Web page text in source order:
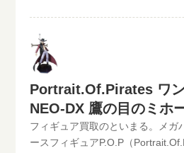
仮買取査定可能!!状態も（開封品
けます。下記のような入力方法で
す。といまる。開催中の買取キャ
仮買取査定金額に納得したら、無
フォームからお申込みください。
の宅配キットが届いたら、ダンボ
送るだけ。自宅から出ることなく
のが売れます！宅配買取可能地域
でもお買取り可能です！買取査定
全て無料です。JANコード入力で
取中！！2022/06/07更新！《現在
が遅れているものがありますが、
は全て最新の相場で改めて買取査
ください。》ワンピース DXフィ
GRANDLINE MEN vol.23 ドフラ
1,000円（未開封の場合）
のワンピースDXフィギュアの最新
Portrait.Of.Pirates ワ
NEO-DX 鷹の目のミホ
フィギュア買取のといまる。メガ
ースフィギュアP.O.P（